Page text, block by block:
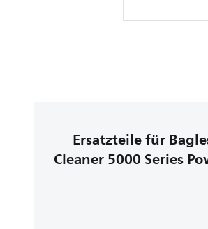
Ersatzteile für
Cleaner 5000 Series